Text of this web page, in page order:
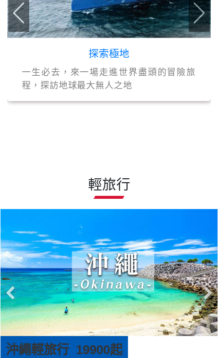
探索極地
一生必去，來一場走進世界盡頭的冒險旅
程，探訪地球最大無人之地
輕旅行
沖繩輕旅行 19900起